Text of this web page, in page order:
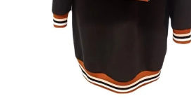
LEDVINKA FREDY